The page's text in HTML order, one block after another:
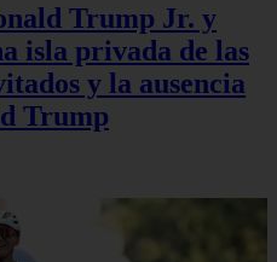
Trump Jr. y
isla privada de las
y la ausencia
Trump